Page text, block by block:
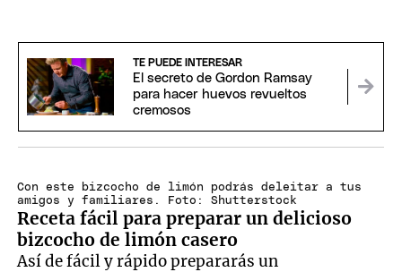
TE PUEDE INTERESAR
El secreto de Gordon Ramsay
para hacer huevos revueltos
cremosos
Con este bizcocho de limón podrás deleitar a tus
amigos y familiares. Foto: Shutterstock
Receta fácil para preparar un delicioso
bizcocho de limón casero
Así de fácil y rápido prepararás un